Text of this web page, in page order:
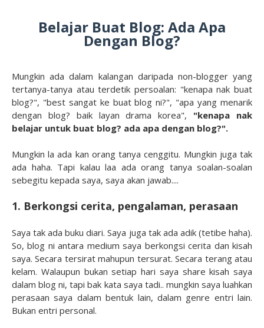
Belajar Buat Blog: Ada Apa
Dengan Blog?
Mungkin ada dalam kalangan daripada non-blogger yang
tertanya-tanya atau terdetik persoalan: "kenapa nak buat
blog?", "best sangat ke buat blog ni?", "apa yang menarik
dengan blog? baik layan drama korea", "kenapa nak
belajar untuk buat blog? ada apa dengan blog?".
Mungkin la ada kan orang tanya cenggitu. Mungkin juga tak
ada haha. Tapi kalau laa ada orang tanya soalan-soalan
sebegitu kepada saya, saya akan jawab....
1. Berkongsi cerita, pengalaman, perasaan
Saya tak ada buku diari. Saya juga tak ada adik (tetibe haha).
So, blog ni antara medium saya berkongsi cerita dan kisah
saya. Secara tersirat mahupun tersurat. Secara terang atau
kelam. Walaupun bukan setiap hari saya share kisah saya
dalam blog ni, tapi bak kata saya tadi.. mungkin saya luahkan
perasaan saya dalam bentuk lain, dalam genre entri lain.
Bukan entri personal.